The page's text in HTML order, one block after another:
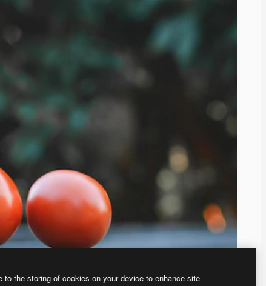
to the storing of cookies on your device to enhance site